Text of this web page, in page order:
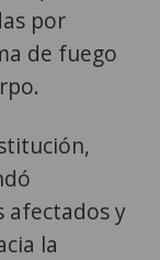
por
de fuego
afectados y
la